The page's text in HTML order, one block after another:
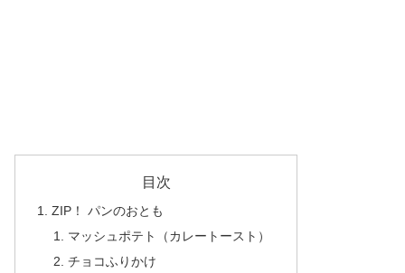
目次
ZIP！ パンのおとも
マッシュポテト（カレートースト）
チョコふりかけ